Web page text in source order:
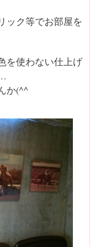
ック等でお部屋を
を使わない仕上げ
(^^ゞ